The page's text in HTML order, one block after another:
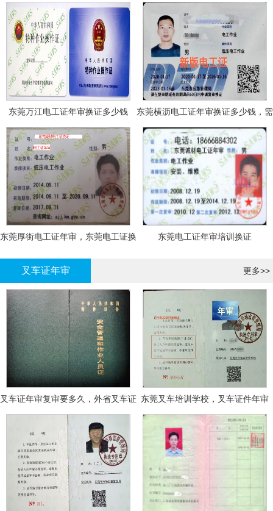
东莞万江电工证年审换证多少钱
东莞横沥电工证年审换证多少钱，需
要什么资料
东莞厚街电工证年审，东莞电工证换
东莞电工证年审培训换证
叉车证年审 更多>>
叉车证年审复审要多久，外省叉车证
年审换证
东莞叉车培训学校，叉车证件年审